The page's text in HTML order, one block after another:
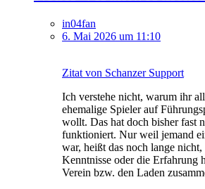
in04fan
6. Mai 2026 um 11:10
Zitat von Schanzer Support
Ich verstehe nicht, warum ihr
ehemalige Spieler auf
wollt. Das hat doch bisher fast
funktioniert. Nur weil jemand
war, heißt das noch lange nicht,
Kenntnisse oder die Erfahrung
Verein bzw. den Laden